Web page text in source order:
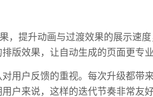
，提升动画与过渡效果的展示速
版效果，让自动生成的页面更专
用户反馈的重视。每次升级都带
户来说，这样的迭代节奏非常友